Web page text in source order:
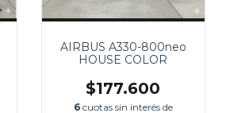
AIRBUS A330-800neo
HOUSE COLOR
$177.600
6 cuotas sin interés de